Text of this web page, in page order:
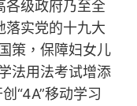
各级政府乃至全
落实党的十九大
策，保障妇女儿
法用法考试增添
“4A”移动学习